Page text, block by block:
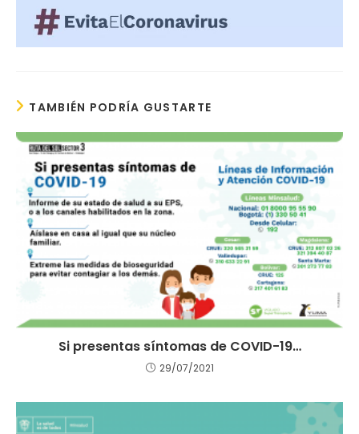
TAMBIÉN PODRÍA GUSTARTE
Si presentas síntomas de COVID-19…
29/07/2021